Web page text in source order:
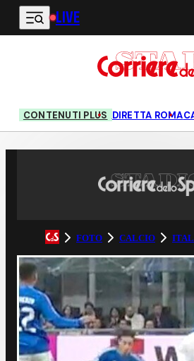
Vai al contenuto principale
LIVE
CONTENUTI PLUS DIRETTA ROMA
FOTO CALCIO